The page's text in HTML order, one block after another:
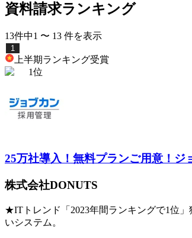
資料請求ランキング
13件中1 〜 13 件を表示
1
上半期ランキング受賞
1位
25万社導入！無料プランご用意！ ジ
株式会社DONUTS
★ITトレンド「2023年間ランキングで1位
いシステム。